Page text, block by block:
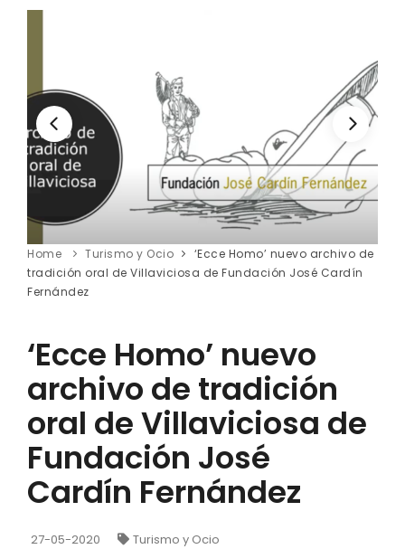
Home Turismo y Ocio
‘Ecce Homo’ nuevo archivo de
tradición oral de Villaviciosa de Fundación José Cardín
Fernández
‘Ecce Homo’ nuevo
archivo de tradición
oral de Villaviciosa de
Fundación José
Cardín Fernández
27-05-2020 Turismo y Ocio